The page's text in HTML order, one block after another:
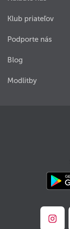
Klub priateľov
Podporte nás
Blog
Modlitby